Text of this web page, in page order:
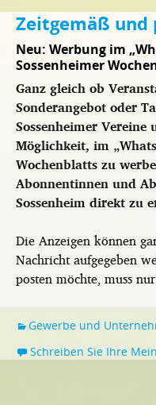
Zeitgemäß und
Neu: Werbung im
Sossenheimer
Ganz gleich ob
Sonderangebot oder
Sossenheimer
Möglichkeit, im
Wochenblatts zu
Abonnentinnen und
Sossenheim direkt zu
Die Anzeigen können
Nachricht aufgegeben
posten möchte, muss
Gewerbe und
Schreiben Sie Ihre